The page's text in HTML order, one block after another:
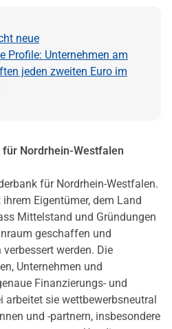
neue
Profile: Unternehmen am
jeden zweiten Euro im
für Nordrhein-Westfalen
für Nordrhein-Westfalen.
Eigentümer, dem Land
Mittelstand und Gründungen
geschaffen und
werden. Die
Unternehmen und
Finanzierungs- und
arbeitet sie wettbewerbsneutral
und -partnern, insbesondere